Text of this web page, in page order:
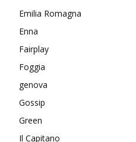
Emilia Romagna
Enna
Fairplay
Foggia
genova
Gossip
Green
Il Capitano